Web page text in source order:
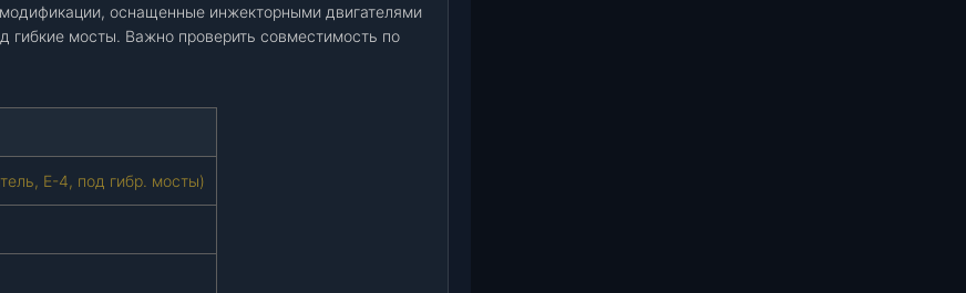
оснащенные инжекторными двигателями
гибкие мосты. Важно проверить совместимость по
Е-4, под гибр. мосты)